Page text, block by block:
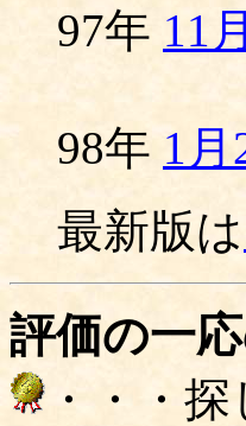
97年 11
98年 1月
最新版は
評価の一応
・・・